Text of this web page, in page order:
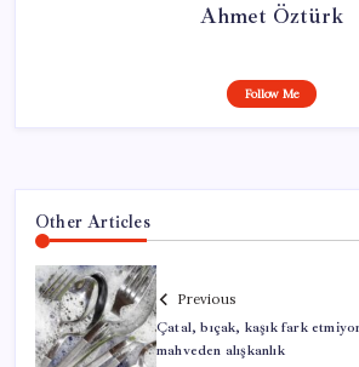
Ahmet Öztürk
Follow Me
Other Articles
Previous
Çatal, bıçak, kaşık fark
mahveden alışkanlık